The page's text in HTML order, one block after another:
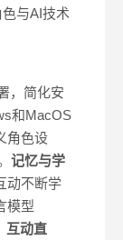
与AI技术
，简化安
和MacOS
角色设
记忆与学
动不断学
模型
互动直